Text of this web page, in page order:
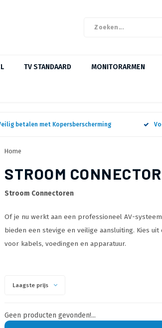
TV STANDAARD MONITORARMEN
betalen met Kopersberscherming
Home
STROOM
Stroom Connectoren
Of je nu werkt aan een professioneel AV-
bieden een stevige en veilige aansluiting. Kies
voor kabels, voedingen en apparatuur.
Laagste prijs
Geen producten gevonden!...